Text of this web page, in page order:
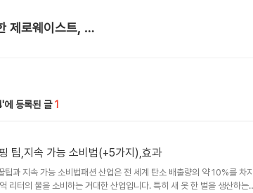
지속 가능한 제로웨이스트, 생활 노트
1
팁,지속 가능 소비법(+5가지),효과
팁과 지속 가능 소비법패션 산업은 전 세계 탄소 배출량의 약 10%를 차지
리터의 물을 소비하는 거대한 산업입니다. 특히 새 옷 한 벌을 생산하는